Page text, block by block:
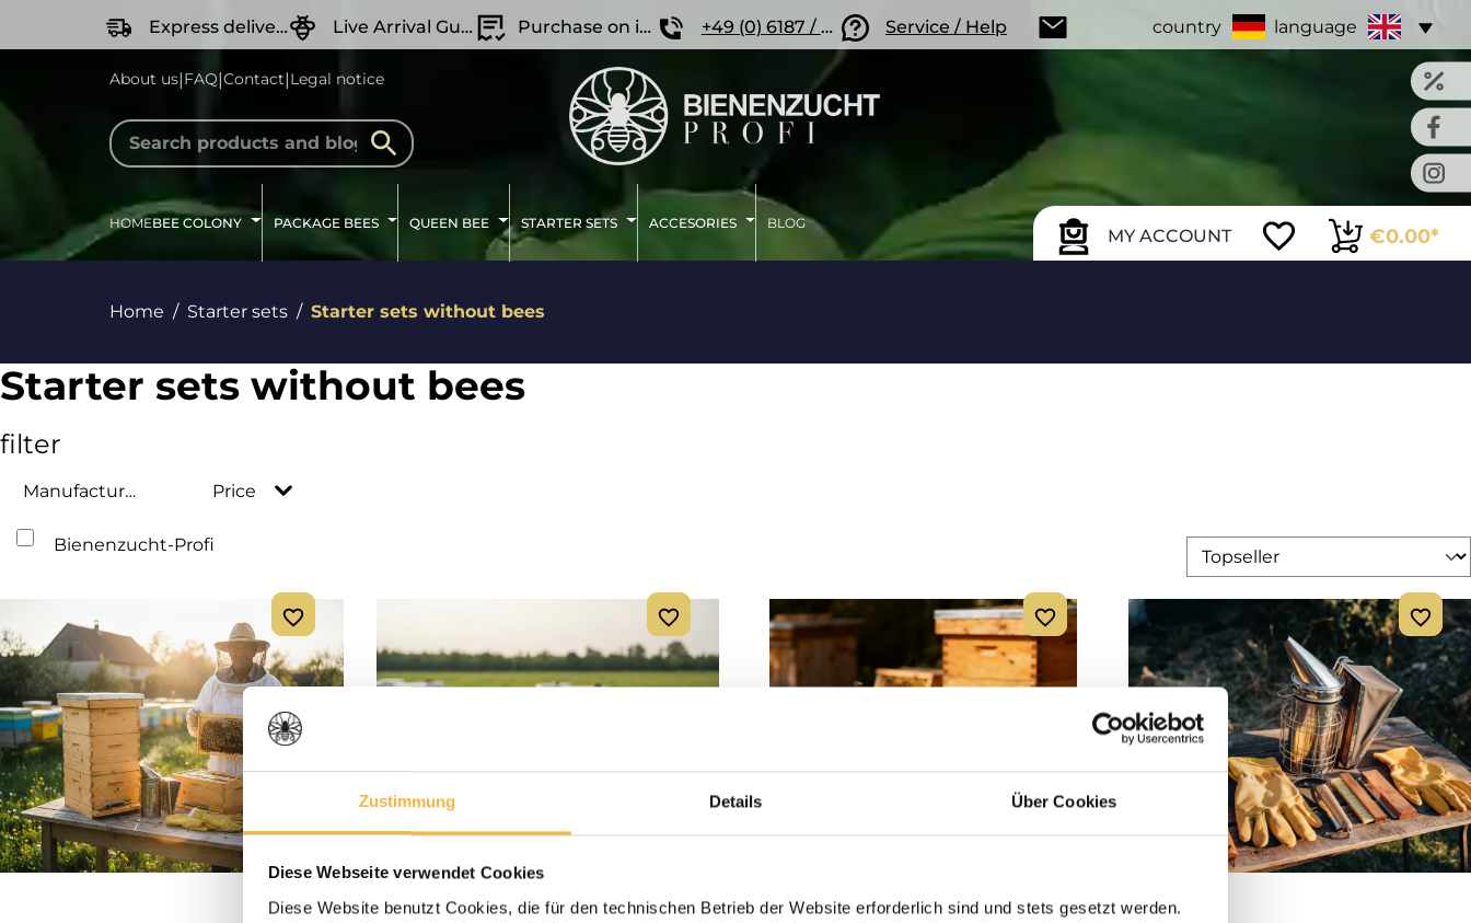
Zustimmung Details Über Cookies
Diese Webseite verwendet Cookies
Diese Website benutzt Cookies, die für den technischen Betrieb der Website erforderlich sind und stets gesetzt werden.
Skip to main navigation
Express delivery Live Arrival Guarantee Purchase on invoice +49 (0) 6187 / 207 57 86 Service / Help country language
About us|FAQ|Contact|Legal notice
MY ACCOUNT €0.00*
HOMEBEE COLONY PACKAGE BEES QUEEN BEE STARTER SETS ACCESORIES BLOG
Home Starter sets Starter sets without bees
Starter sets without bees
filter
Manufacturer
Bienenzucht-Profi
Price